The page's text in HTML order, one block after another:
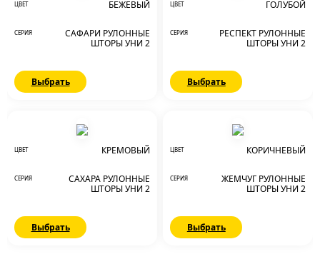
ЦВЕТ БЕЖЕВЫЙ
СЕРИЯ
САФАРИ РУЛОННЫЕ
ШТОРЫ УНИ 2
Выбрать
ЦВЕТ ГОЛУБОЙ
СЕРИЯ
РЕСПЕКТ РУЛОННЫЕ
ШТОРЫ УНИ 2
Выбрать
ЦВЕТ КРЕМОВЫЙ
СЕРИЯ
САХАРА РУЛОННЫЕ
ШТОРЫ УНИ 2
Выбрать
ЦВЕТ КОРИЧНЕВЫЙ
СЕРИЯ
ЖЕМЧУГ РУЛОННЫЕ
ШТОРЫ УНИ 2
Выбрать